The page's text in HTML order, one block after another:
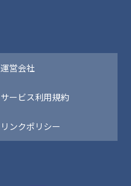
運営会社
サービス利用規約
リンクポリシー